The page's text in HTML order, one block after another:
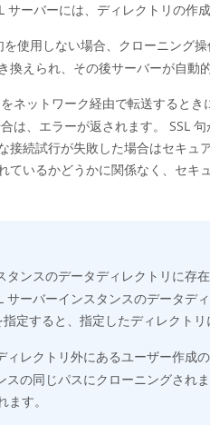
ーバーには、ディレクトリの作
を使用しない場合、クローニング
えられ、その後サーバーが自動
ネットワーク経由で転送すると
は、エラーが返されます。 SSL
接続試行が失敗した場合はセキュ
いるかどうかに関係なく、セキ
ンスのデータディレクトリに存
ーバーインスタンスのデータデ
定すると、指定したディレクトリ
ィレクトリ外にあるユーザー作成の
の同じパスにクローニングされ
す。